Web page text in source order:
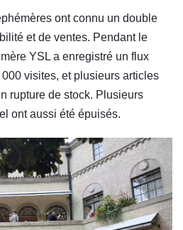
ont connu un double
et de ventes. Pendant le
YSL a enregistré un flux
visites, et plusieurs articles
rupture de stock. Plusieurs
ont aussi été épuisés.